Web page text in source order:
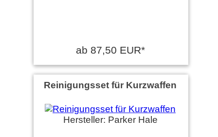
ab 87,50 EUR*
Reinigungsset für Kurzwaffen
Hersteller: Parker Hale